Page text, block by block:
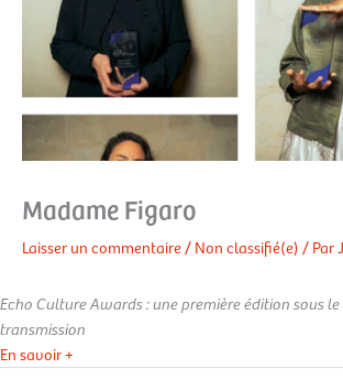
Madame Figaro
Laisser un commentaire/Non classifié(e)/ Par
Echo Culture Awards : une première édition sous
transmission
En savoir +